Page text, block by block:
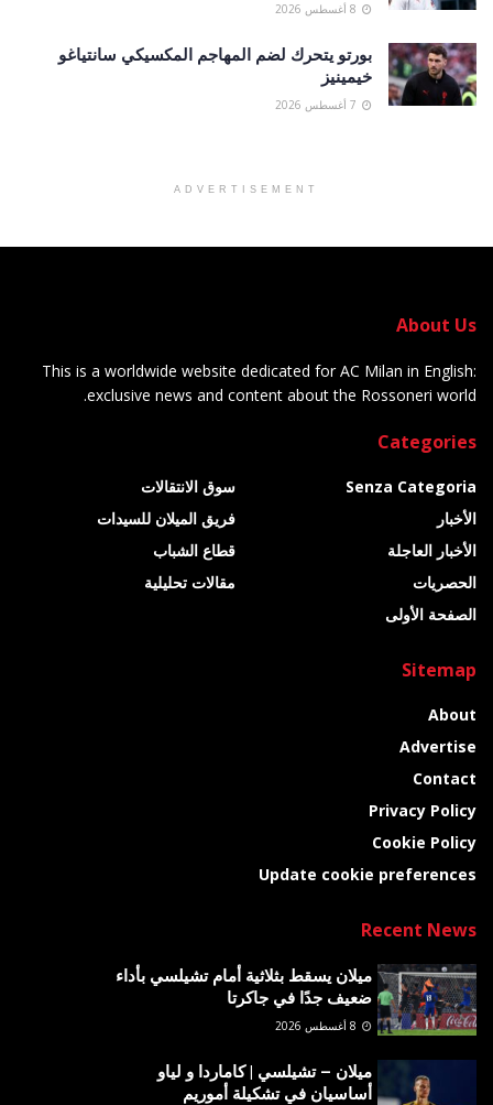
بورتو يتحرك لضم المهاجم المكسيكي سانتياغو
خيمينيز
ADVERTISEMENT
About Us
This is a worldwide website dedicated for AC Milan in English:
exclusive news and content about the Rossoneri world.
Categories
Senza Categoria
الأخبار
الأخبار العاجلة
الحصريات
الصفحة الأولى
سوق الانتقالات
فريق الميلان للسيدات
قطاع الشباب
مقالات تحليلية
Sitemap
About
Advertise
Contact
Privacy Policy
Cookie Policy
Update cookie preferences
Recent News
ميلان يسقط بثلاثية أمام تشيلسي بأداء
ضعيف جدًا في جاكرتا
ميلان – تشيلسي | كاماردا و لياو
أساسيان في تشكيلة أموريم